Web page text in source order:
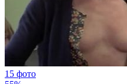
15 фото